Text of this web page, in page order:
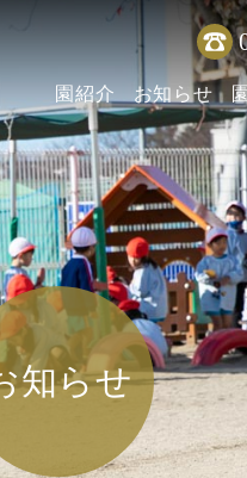
園紹介 お知らせ
知らせ